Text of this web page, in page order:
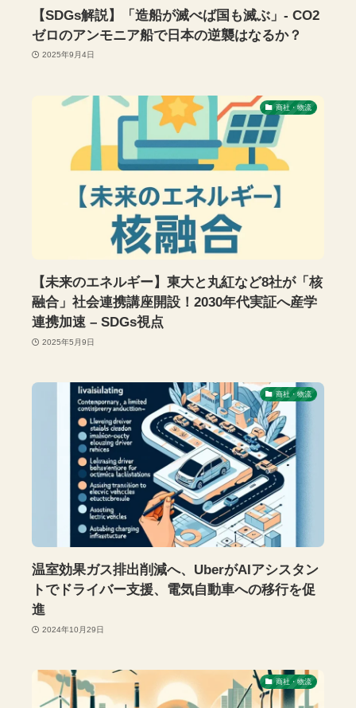
【SDGs解説】「造船が滅べば国も滅ぶ」- CO2
ゼロのアンモニア船で日本の逆襲はなるか？
2025年9月4日
商社・物流
【未来のエネルギー】東大と丸紅など8社が「核
融合」社会連携講座開設！2030年代実証へ産学
連携加速 – SDGs視点
2025年5月9日
商社・物流
温室効果ガス排出削減へ、UberがAIアシスタン
トでドライバー支援、電気自動車への移行を促
進
2024年10月29日
商社・物流